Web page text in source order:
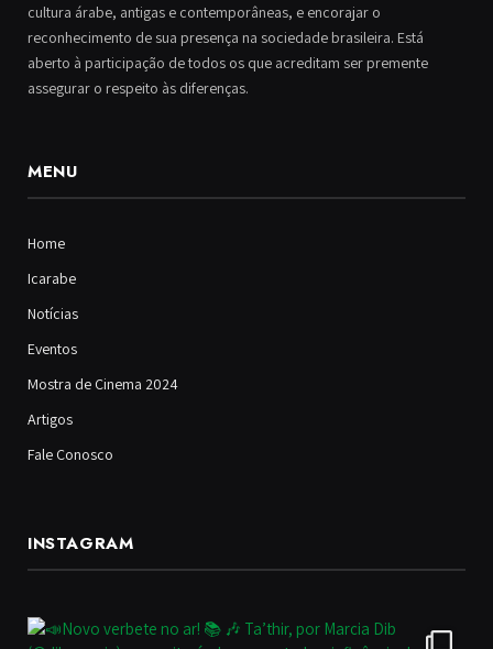
cultura árabe, antigas e contemporâneas, e encorajar o
reconhecimento de sua presença na sociedade brasileira. Está
aberto à participação de todos os que acreditam ser premente
assegurar o respeito às diferenças.
MENU
Home
Icarabe
Notícias
Eventos
Mostra de Cinema 2024
Artigos
Fale Conosco
INSTAGRAM